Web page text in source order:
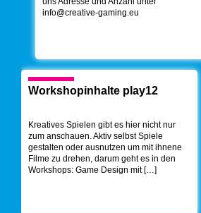
info@creative-gaming.eu
Workshopinhalte play12
Kreatives Spielen gibt es hier nicht nur
zum anschauen. Aktiv selbst Spiele
gestalten oder ausnutzen um mit ihnene
Filme zu drehen, darum geht es in den
Workshops: Game Design mit […]